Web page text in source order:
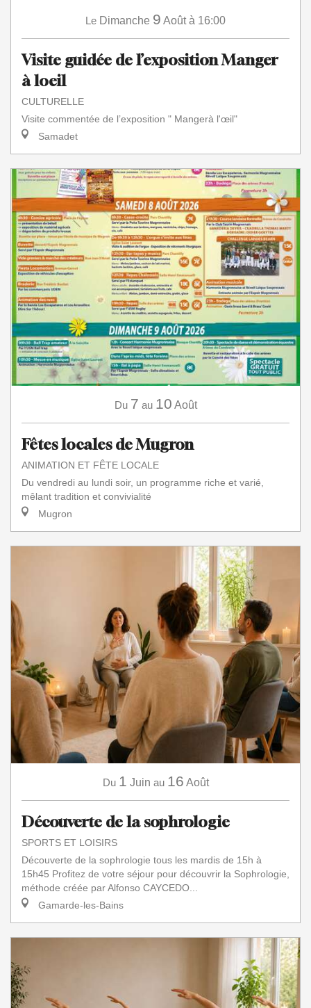
Le Dimanche 9 Août à 16:00
Visite guidée de l’exposition Manger
à loeil
CULTURELLE
Visite commentée de l’exposition " Mangerà l'œil"
Samadet
Du 7 au 10 Août
Fêtes locales de Mugron
ANIMATION ET FÊTE LOCALE
Du vendredi au lundi soir, un programme riche et varié,
mêlant tradition et convivialité
Mugron
Du 1 Juin au 16 Août
Découverte de la sophrologie
SPORTS ET LOISIRS
Découverte de la sophrologie tous les mardis de 15h à
15h45 Profitez de votre séjour pour découvrir la Sophrologie,
méthode créée par Alfonso CAYCEDO...
Gamarde-les-Bains